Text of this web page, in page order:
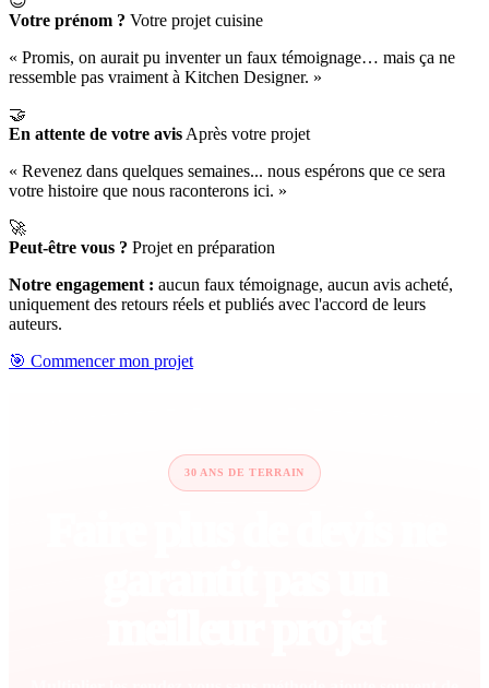
Votre prénom ? Votre projet cuisine
« Promis, on aurait pu inventer un faux témoignage… mais ça ne
ressemble pas vraiment à Kitchen Designer. »
🤝
En attente de votre avis Après votre projet
« Revenez dans quelques semaines... nous espérons que ce sera
votre histoire que nous raconterons ici. »
🚀
Peut-être vous ? Projet en préparation
Notre engagement : aucun faux témoignage, aucun avis acheté,
uniquement des retours réels et publiés avec l'accord de leurs
auteurs.
🎯 Commencer mon projet
30 ANS DE TERRAIN